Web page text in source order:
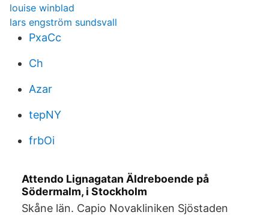
louise winblad
lars engström sundsvall
PxaCc
Ch
Azar
tepNY
frbOi
Attendo Lignagatan Äldreboende på
Södermalm, i Stockholm
Skåne län. Capio Novakliniken Sjöstaden